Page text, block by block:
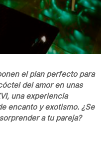
el plan perfecto para
del amor en unas
una experiencia
encanto y exotismo. ¿Se
a tu pareja?